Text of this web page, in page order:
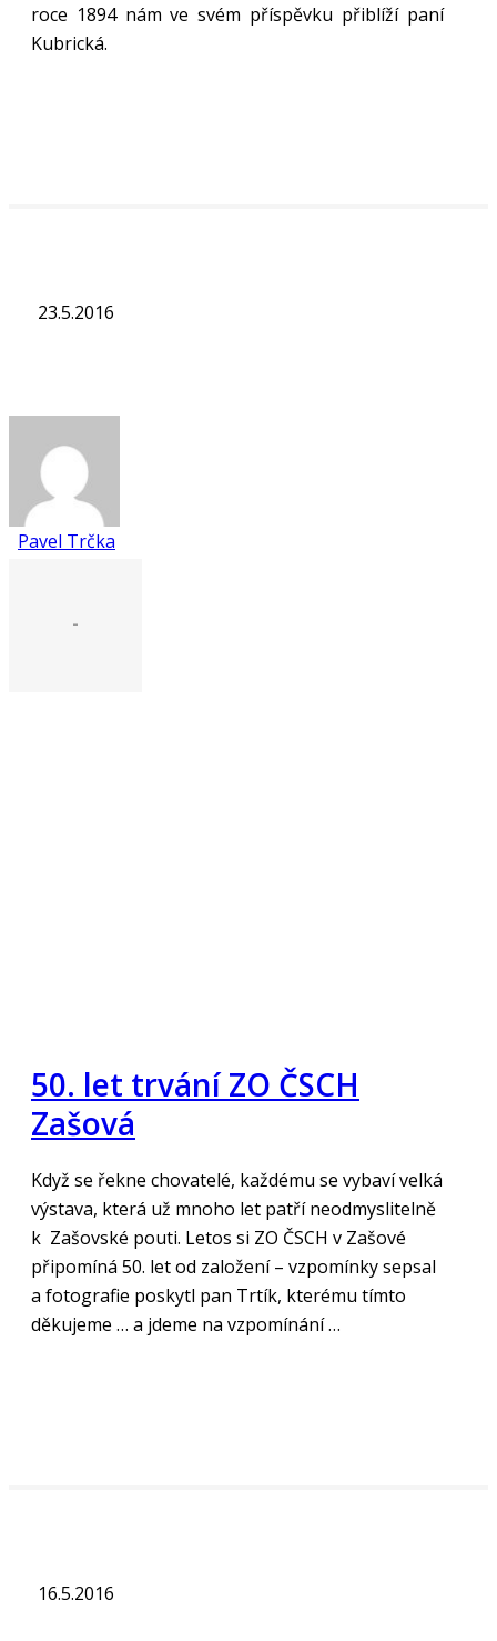
roce 1894 nám ve svém příspěvku přiblíží paní
Kubrická.
23.5.2016
Pavel Trčka
-
50. let trvání ZO ČSCH
Zašová
Když se řekne chovatelé, každému se vybaví velká
výstava, která už mnoho let patří neodmyslitelně
k Zašovské pouti. Letos si ZO ČSCH v Zašové
připomíná 50. let od založení – vzpomínky sepsal
a fotografie poskytl pan Trtík, kterému tímto
děkujeme … a jdeme na vzpomínání …
16.5.2016